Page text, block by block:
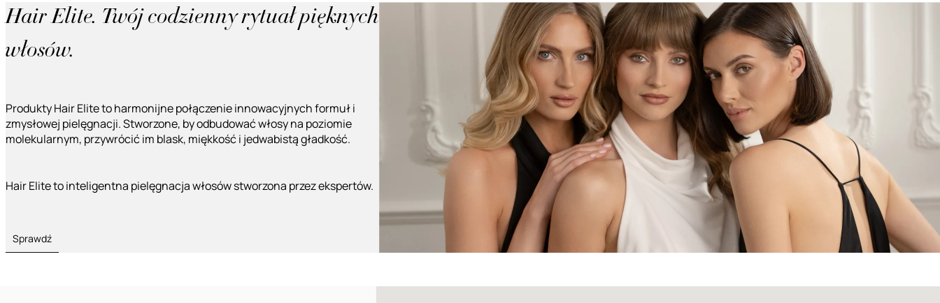
Hair Elite. Twój codzienny rytuał pięknych
włosów.
Produkty Hair Elite to harmonijne połączenie innowacyjnych formuł i
zmysłowej pielęgnacji. Stworzone, by odbudować włosy na poziomie
molekularnym, przywrócić im blask, miękkość i jedwabistą gładkość.
Hair Elite to inteligentna pielęgnacja włosów stworzona przez ekspertów.
Sprawdź